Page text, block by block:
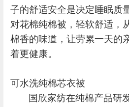
子的舒适安全是决定睡眠质
对花棉纯棉被，轻软舒适，
棉香的味道，让劳累一天的
着更健康。
可水洗纯棉芯衣被
国欣家纺在纯棉产品研